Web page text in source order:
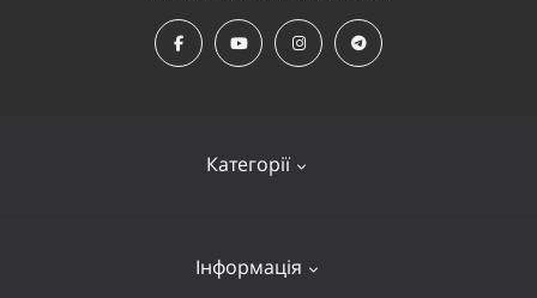
Категорії
Квадрокоптери
Інформація